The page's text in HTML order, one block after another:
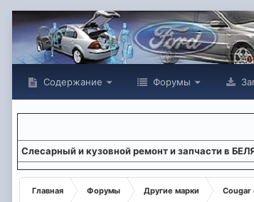
Содержание Форумы
Слесарный и кузовной ремонт и запчасти в
Главная Форумы Другие марки